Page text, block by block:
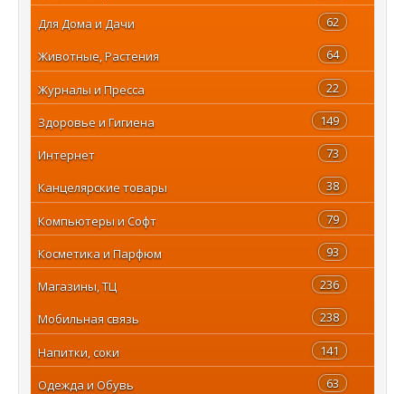
62
Для Дома и Дачи
64
Животные, Растения
22
Журналы и Пресса
149
Здоровье и Гигиена
73
Интернет
38
Канцелярские товары
79
Компьютеры и Софт
93
Косметика и Парфюм
236
Магазины, ТЦ
238
Мобильная связь
141
Напитки, соки
63
Одежда и Обувь